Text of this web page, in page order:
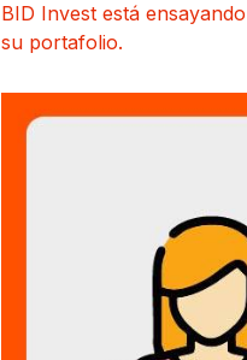
BID Invest está
su portafolio.